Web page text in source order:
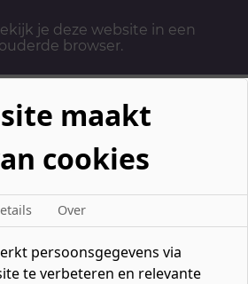
je deze website in een
browser.
maakt
cookies
Over
persoonsgegevens via
te verbeteren en relevante